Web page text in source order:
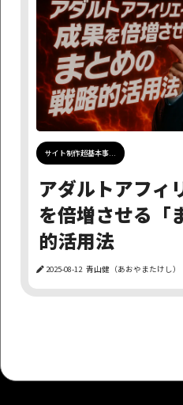
サイト制作超基本事項
つ
はじめに
制作代行サービ
完成サイト販売
運営日誌
月日で探す
タグで探す
兼業 検索エンジン
サイト制作超基本事...
アダルトアフィ
を倍増させる「
的活用法
2025-08-12 青山健（あおやまたけし）